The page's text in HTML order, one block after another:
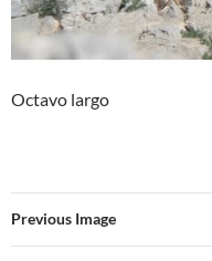
Octavo largo
Previous Image